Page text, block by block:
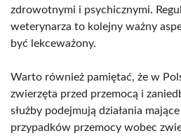
zdrowotnymi i psychicznymi.
weterynarza to kolejny ważny
być lekceważony.
Warto również pamiętać, że w
zwierzęta przed przemocą i
służby podejmują działania
przypadków przemocy wobec